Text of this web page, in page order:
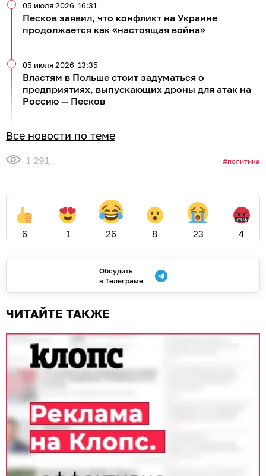
Песков заявил, что конфликт на Украине
продолжается как «настоящая война»
05 июля 2026 16:31
Властям в Польше стоит задуматься о
предприятиях, выпускающих дроны для атак на
Россию — Песков
05 июля 2026 13:35
Все новости по теме
1 291 политика
6 1 26 8 23 4
Обсудить
в Телеграме
ЧИТАЙТЕ ТАКЖЕ